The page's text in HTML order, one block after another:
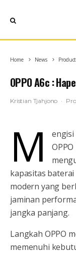
Home News
OPPO A6c :
Kristian Tjahjono ·
M
kapasitas
modern yang
jaminan
jangka panjang.
Langkah OPPO
memenuhi